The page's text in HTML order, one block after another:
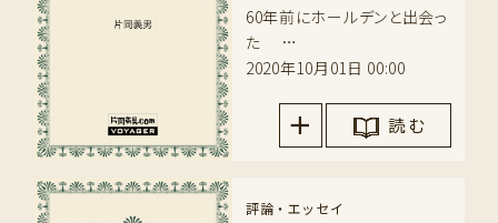
60年前にホールデンと出会っ
た …
2020年10月01日 00:00
読 む
評論・エッセイ